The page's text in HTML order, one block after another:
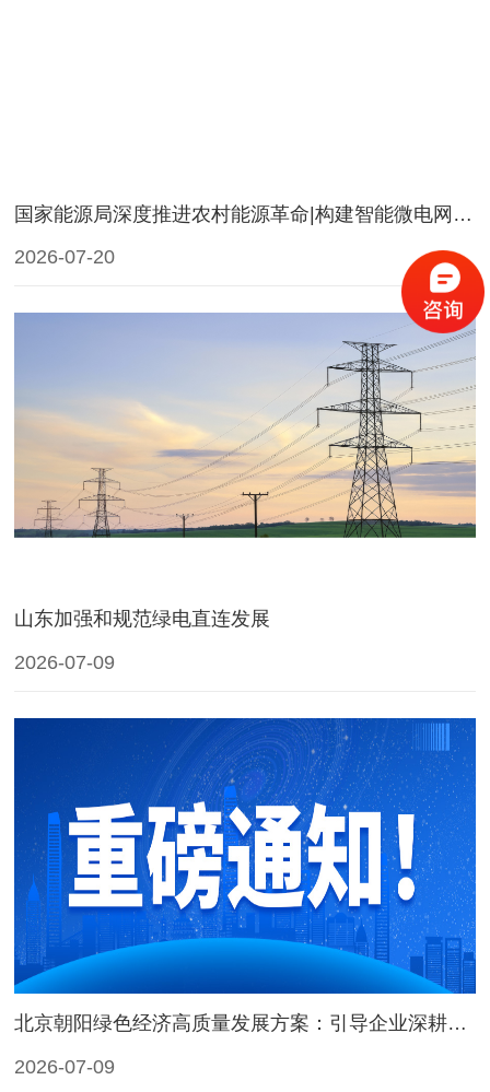
国家能源局深度推进农村能源革命|构建智能微电网和应急型微电网
2026-07-20
山东加强和规范绿电直连发展
2026-07-09
北京朝阳绿色经济高质量发展方案：引导企业深耕虚拟电厂、V2G等智慧能源服务业态 推进源网荷储一体化项目落地
2026-07-09